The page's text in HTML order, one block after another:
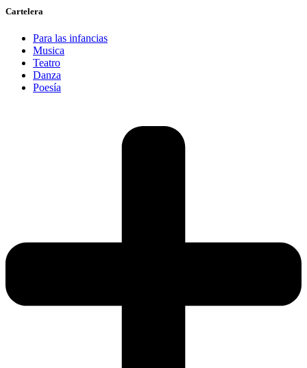
Cartelera
Para las infancias
Musica
Teatro
Danza
Poesía